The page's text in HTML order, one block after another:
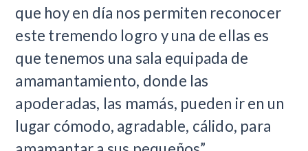
que hoy en día nos permiten reconocer
este tremendo logro y una de ellas es
que tenemos una sala equipada de
amamantamiento, donde las
apoderadas, las mamás, pueden ir en un
lugar cómodo, agradable, cálido, para